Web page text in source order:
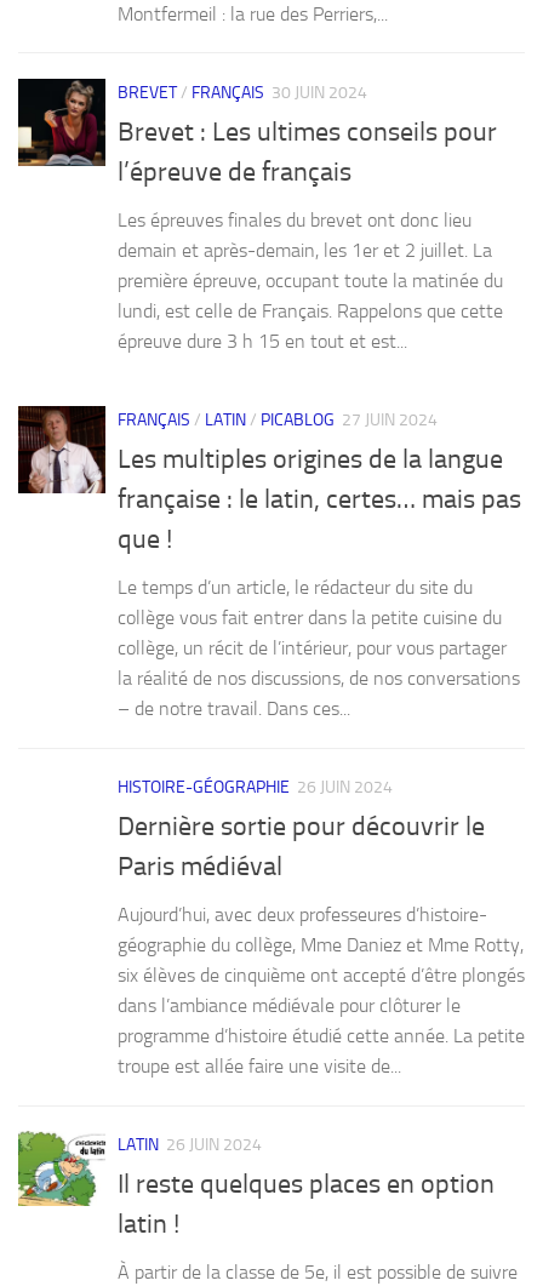
Montfermeil : la rue des Perriers,...
BREVET/ FRANÇAIS 30 JUIN 2024
Brevet : Les ultimes conseils pour
l’épreuve de français
Les épreuves finales du brevet ont donc lieu
demain et après-demain, les 1er et 2 juillet. La
première épreuve, occupant toute la matinée du
lundi, est celle de Français. Rappelons que cette
épreuve dure 3 h 15 en tout et est...
FRANÇAIS / LATIN/ PICABLOG 27 JUIN 2024
Les multiples origines de la langue
française : le latin, certes… mais pas
que !
Le temps d’un article, le rédacteur du site du
collège vous fait entrer dans la petite cuisine du
collège, un récit de l’intérieur, pour vous partager
la réalité de nos discussions, de nos conversations
– de notre travail. Dans ces...
HISTOIRE-GÉOGRAPHIE 26 JUIN 2024
Dernière sortie pour découvrir le
Paris médiéval
Aujourd’hui, avec deux professeures d’histoire-
géographie du collège, Mme Daniez et Mme Rotty,
six élèves de cinquième ont accepté d’être plongés
dans l’ambiance médiévale pour clôturer le
programme d’histoire étudié cette année. La petite
troupe est allée faire une visite de...
LATIN 26 JUIN 2024
Il reste quelques places en option
latin !
À partir de la classe de 5e, il est possible de suivre